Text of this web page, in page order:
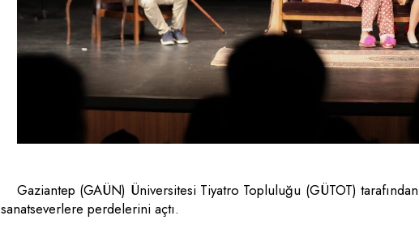
Gaziantep (GAÜN) Üniversitesi Tiyatro Topluluğu (GÜTOT)
sanatseverlere perdelerini açtı.